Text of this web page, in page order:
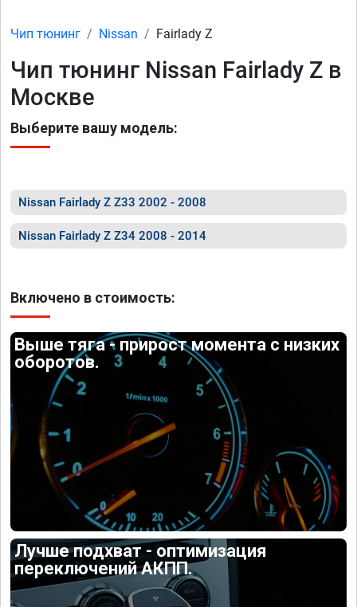
Чип тюнинг Nissan Fairlady Z
Чип тюнинг Nissan Fairlady Z в
Москве
Выберите вашу модель:
Nissan Fairlady Z Z33 2002 - 2008
Nissan Fairlady Z Z34 2008 - 2014
Включено в стоимость:
Выше тяга - прирост момента с низких
оборотов.
Лучше подхват - оптимизация
переключений АКПП.